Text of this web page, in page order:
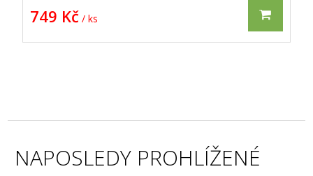
749 Kč / ks
NAPOSLEDY PROHLÍŽENÉ